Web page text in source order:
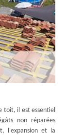
toit, il est essentiel
non réparées
l'expansion et la